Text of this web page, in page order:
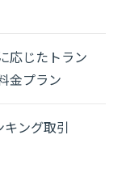
応じたトラン
金プラン
ング取引